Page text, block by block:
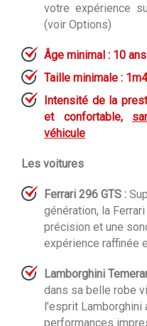
votre expérience
(voir Options)
Âge minimal : 10 ans
Taille minimale :
Intensité de la
et confortable,
véhicule
Les voitures
Ferrari 296 GTS :
génération, la
précision et une
expérience raffinée
Lamborghini
dans sa belle robe
l’esprit
performances